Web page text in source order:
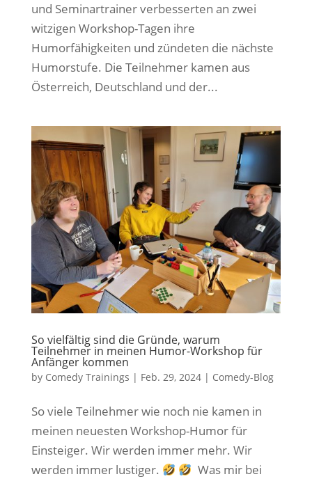
und Seminartrainer verbesserten an zwei
witzigen Workshop-Tagen ihre
Humorfähigkeiten und zündeten die nächste
Humorstufe. Die Teilnehmer kamen aus
Österreich, Deutschland und der...
So vielfältig sind die Gründe, warum
Teilnehmer in meinen Humor-Workshop für
Anfänger kommen
by Comedy Trainings | Feb. 29, 2024| Comedy-Blog
So viele Teilnehmer wie noch nie kamen in
meinen neuesten Workshop-Humor für
Einsteiger. Wir werden immer mehr. Wir
werden immer lustiger.
Was mir bei